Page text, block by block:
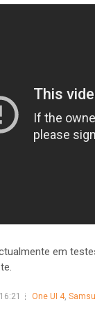
em
16:21 One UI 4,